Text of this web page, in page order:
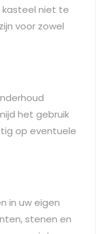
kasteel niet te
voor zowel
het gebruik
op eventuele
in uw eigen
stenen en